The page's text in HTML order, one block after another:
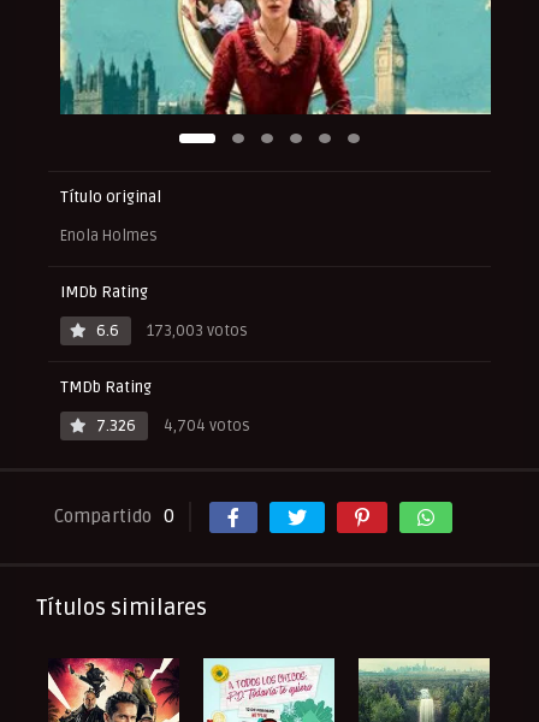
Título original
Enola Holmes
IMDb Rating
6.6
173,003 votos
TMDb Rating
7.326
4,704 votos
Compartido 0
Títulos similares